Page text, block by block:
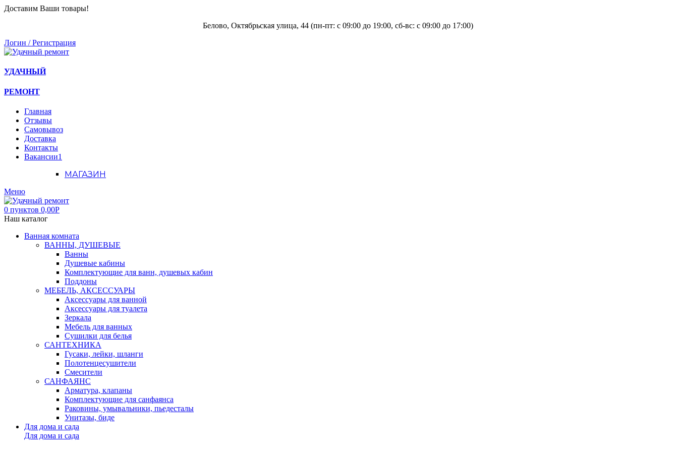
Доставим Ваши товары!
Белово, Октябрьская улица, 44 (пн-пт: с 09:00 до 19:00, сб-вс: с 09:00 до 17:00)
Логин / Регистрация
УДАЧНЫЙ
РЕМОНТ
Главная
Отзывы
Самовывоз
Доставка
Контакты
Вакансии1
МАГАЗИН
Меню
0 пунктов 0,00Р
Наш каталог
Ванная комната
ВАННЫ, ДУШЕВЫЕ
Ванны
Душевые кабины
Комплектующие для ванн, душевых кабин
Поддоны
МЕБЕЛЬ, АКСЕССУАРЫ
Аксессуары для ванной
Аксессуары для туалета
Зеркала
Мебель для ванных
Сушилки для белья
САНТЕХНИКА
Гусаки, лейки, шланги
Полотенцесушители
Смесители
САНФАЯНС
Арматура, клапаны
Комплектующие для санфаянса
Раковины, умывальники, пьедесталы
Унитазы, биде
Для дома и сада
Для дома и сада